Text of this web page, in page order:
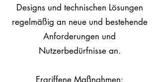
Designs und technischen Lösungen
regelmäßig an neue und bestehende
Anforderungen und
Nutzerbedürfnisse an.
Ergriffene Maßnahmen: